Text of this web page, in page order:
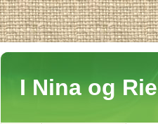
I Nina og